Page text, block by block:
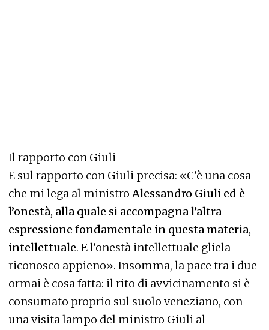
Il rapporto con Giuli
E sul rapporto con Giuli precisa: «C’è una cosa
che mi lega al ministroAlessandro Giuli ed è
l’onestà, alla quale si accompagna l’altra
espressione fondamentale in questa materia,
intellettuale. E l’onestà intellettuale gliela
riconosco appieno». Insomma, la pace tra i due
ormai è cosa fatta: il rito di avvicinamento si è
consumato proprio sul suolo veneziano, con
una visita lampo del ministro Giuli al